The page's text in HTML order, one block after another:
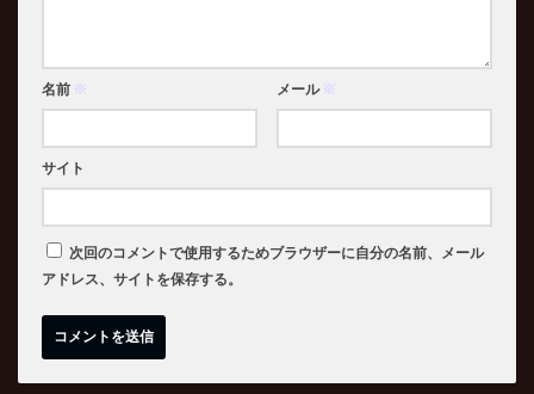
名前 ※ メール ※
サイト
次回のコメントで使用するためブラウザーに自分の名前、メール
アドレス、サイトを保存する。